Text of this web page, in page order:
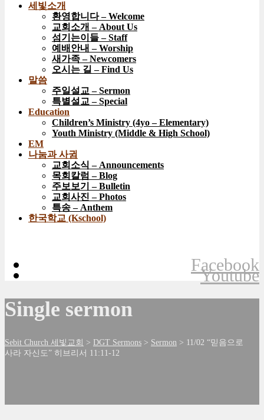
세빛소개
환영합니다 – Welcome
교회소개 – About Us
섬기는이들 – Staff
예배안내 – Worship
새가족 – Newcomers
오시는 길 – Find Us
말씀
주일설교 – Sermon
특별설교 – Special
Education
Children’s Ministry (4yo – Elementary)
Youth Ministry (Middle & High School)
EM
나눔과 사귐
교회소식 – Announcements
목회칼럼 – Blog
주보보기 – Bulletin
교회사진 – Photos
특송 – Anthem
한국학교 (Kschool)
Facebook
Youtube
Single sermon
Sebit Church 세빛교회 > DGT Sermons > Sermon > 11/02 “믿음으로
사라 자신도” 히브리서 11:11-12